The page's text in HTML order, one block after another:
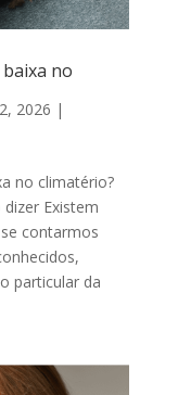
no
2026 |
no climatério?
Existem
contarmos
particular da